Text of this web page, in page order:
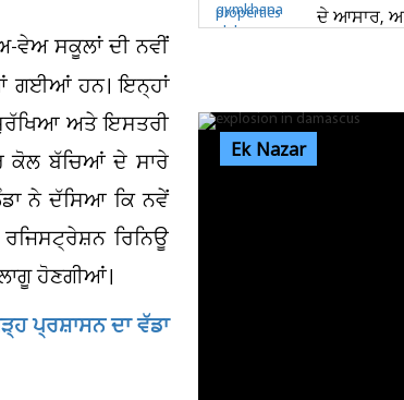
ਸਕੂਲਾਂ ਦੀ ਨਵੀਂ
ਗਈਆਂ ਹਨ। ਇਨ੍ਹਾਂ
ਅਤੇ ਇਸਤਰੀ
ਕੋਲ ਬੱਚਿਆਂ ਦੇ ਸਾਰੇ
ਨੇ ਦੱਸਿਆ ਕਿ ਨਵੇਂ
ਰਿਨਿਊ
ਹੋਣਗੀਆਂ।
ਪ੍ਰਸ਼ਾਸਨ ਦਾ ਵੱਡਾ
ਦੇ ਆਸਾਰ,
Ek Nazar